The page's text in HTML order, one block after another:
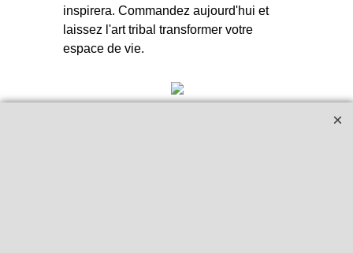
inspirera. Commandez aujourd'hui et
laissez l'art tribal transformer votre
espace de vie.